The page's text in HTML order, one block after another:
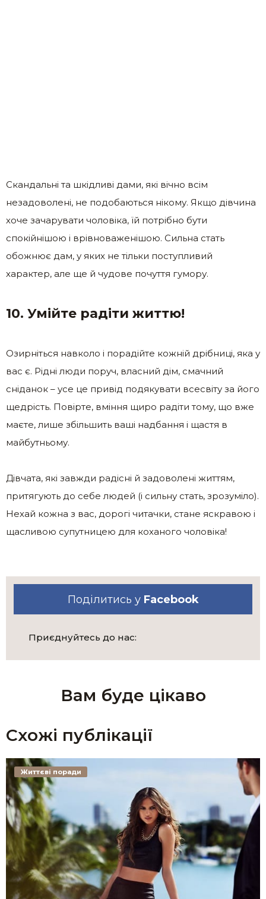
Скандальні та шкідливі дами, які вічно всім
незадоволені, не подобаються нікому. Якщо дівчина
хоче зачарувати чоловіка, їй потрібно бути
спокійнішою і врівноваженішою. Сильна стать
обожнює дам, у яких не тільки поступливий
характер, але ще й чудове почуття гумору.
10. Умійте радіти життю!
Озирніться навколо і порадійте кожній дрібниці, яка у
вас є. Рідні люди поруч, власний дім, смачний
сніданок – усе це привід подякувати всесвіту за його
щедрість. Повірте, вміння щиро радіти тому, що вже
маєте, лише збільшить ваші надбання і щастя в
майбутньому.
Дівчата, які завжди радісні й задоволені життям,
притягують до себе людей (і сильну стать, зрозуміло).
Нехай кожна з вас, дорогі читачки, стане яскравою і
щасливою супутницею для коханого чоловіка!
Поділитись у Facebook
Приєднуйтесь до нас:
Вам буде цікаво
Схожі публікації
Життєві поради